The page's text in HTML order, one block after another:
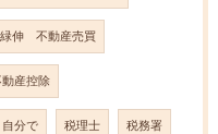
緑伸 不動産売買
産控除
自分で 税理士 税務署